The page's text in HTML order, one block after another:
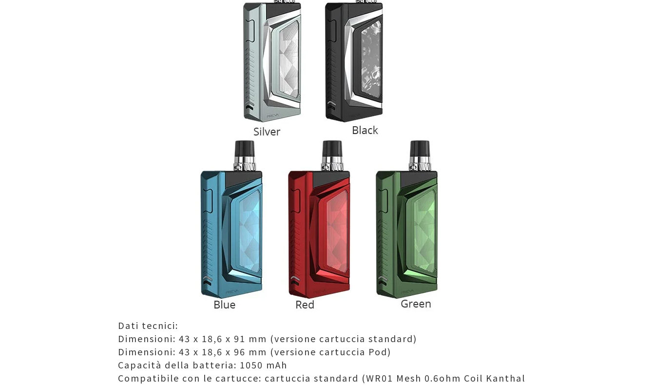
Dati tecnici:
Dimensioni: 43 x 18,6 x 91 mm (versione cartuccia standard)
Dimensioni: 43 x 18,6 x 96 mm (versione cartuccia Pod)
Capacità della batteria: 1050 mAh
Compatibile con le cartucce: cartuccia standard (WR01 Mesh 0.6ohm Coil Kanthal